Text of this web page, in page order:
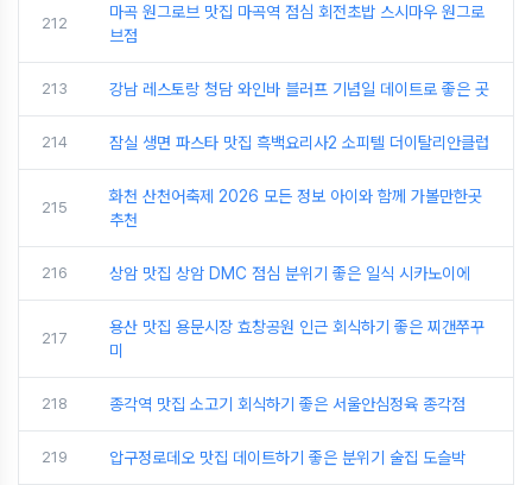
212
마곡 원그로브 맛집 마곡역 점심 회전초밥 스시마우 원그로
브점
213 강남 레스토랑 청담 와인바 블러프 기념일 데이트로 좋은 곳
214 잠실 생면 파스타 맛집 흑백요리사2 소피텔 더이탈리안클럽
215
화천 산천어축제 2026 모든 정보 아이와 함께 가볼만한곳
추천
216 상암 맛집 상암 DMC 점심 분위기 좋은 일식 시카노이에
217
용산 맛집 용문시장 효창공원 인근 회식하기 좋은 찌갠쭈꾸
미
218 종각역 맛집 소고기 회식하기 좋은 서울안심정육 종각점
219 압구정로데오 맛집 데이트하기 좋은 분위기 술집 도슬박